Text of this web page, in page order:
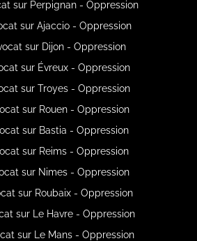
sur Perpignan - Oppression
sur Ajaccio - Oppression
sur Dijon - Oppression
sur Évreux - Oppression
sur Troyes - Oppression
sur Rouen - Oppression
sur Bastia - Oppression
sur Reims - Oppression
sur Nimes - Oppression
sur Roubaix - Oppression
sur Le Havre - Oppression
sur Le Mans - Oppression